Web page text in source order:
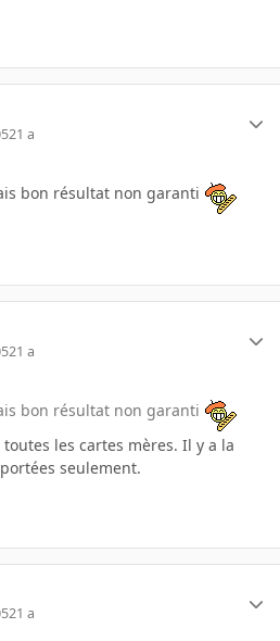
21 a
bon résultat non garanti
21 a
bon résultat non garanti
les cartes mères. Il y a la
seulement.
21 a